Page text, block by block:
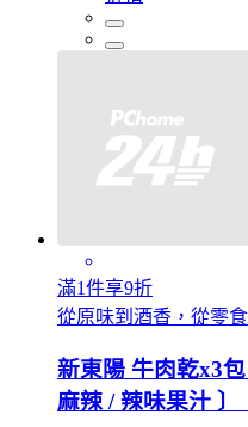
滿1件享9折
從原味到酒香，從零
新東陽 牛肉乾x3
麻辣 / 辣味果汁 〕